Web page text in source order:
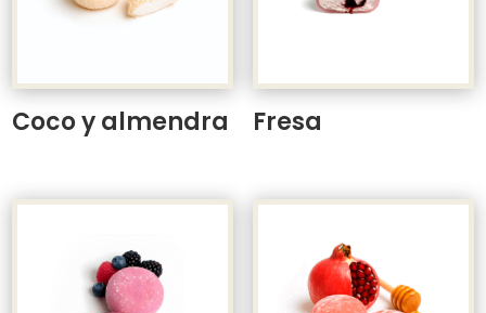
Coco y almendra Fresa